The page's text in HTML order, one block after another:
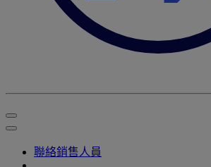
聯絡銷售人員